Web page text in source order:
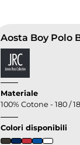
Materiale
100% Cotone - 180 /
Colori disponibili